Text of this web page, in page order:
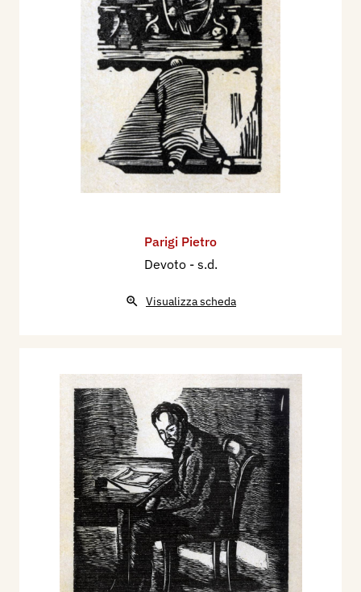
Parigi Pietro
Devoto - s.d.
Visualizza scheda